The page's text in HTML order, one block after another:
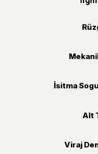
İsitma
Alt
Viraj